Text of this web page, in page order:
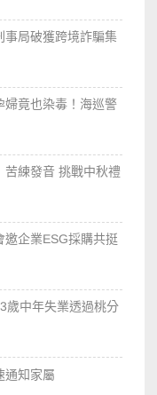
局破獲跨境詐騙集
竟也染毒！海巡警
練發音 挑戰中秋禮
企業ESG採購共挺
中年失業透過桃分
知家屬